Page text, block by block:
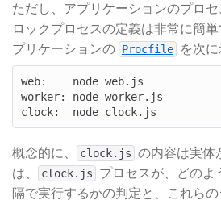
ただし、アプリケーションのプロ
ロックプロセスの定義は非常に簡
プリケーションの Procfile を次に
web:    node web.js
worker: node worker.js
概念的に、 clock.js
の内容は実
は、
clock.js
プロセスが、どの
隔で実行するかの判定と、これら